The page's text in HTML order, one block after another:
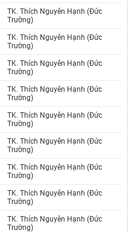
TK. Thích Nguyên Hạnh (Đức
Trường)
TK. Thích Nguyên Hạnh (Đức
Trường)
TK. Thích Nguyên Hạnh (Đức
Trường)
TK. Thích Nguyên Hạnh (Đức
Trường)
TK. Thích Nguyên Hạnh (Đức
Trường)
TK. Thích Nguyên Hạnh (Đức
Trường)
TK. Thích Nguyên Hạnh (Đức
Trường)
TK. Thích Nguyên Hạnh (Đức
Trường)
TK. Thích Nguyên Hạnh (Đức
Trường)